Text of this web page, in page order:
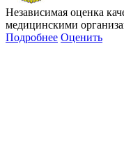
Независимая оценка
медицинскими
Подробнее Оценить